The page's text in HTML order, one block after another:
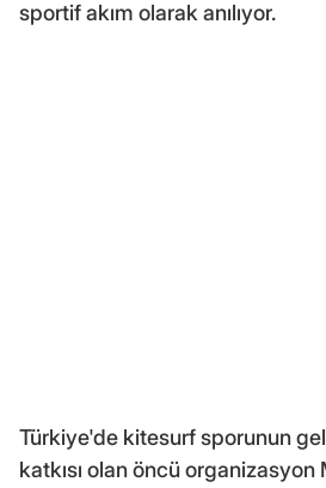
sportif akım olarak anılıyor.
Türkiye'de kitesurf sporunun
katkısı olan öncü organizasyon